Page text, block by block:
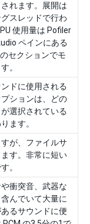
れます。展開は
スレッドで行わ
使用量は Pofiler
ペインにある
セクションでモ
。
ドに使用される
ションは、どの
選択されている
ます。
が、ファイルサ
す。非常に短い
。
衝突音、武器な
んでいて大量に
るサウンドに便